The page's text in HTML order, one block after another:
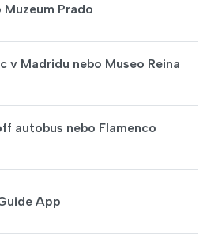
Muzeum Prado
v Madridu nebo Museo Reina
autobus nebo Flamenco
App